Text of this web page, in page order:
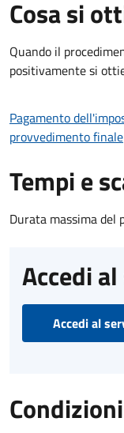
Cosa si
Quando il
positivamente si
Pagamento
provvedimento finale
Tempi e
Durata massima
Accedi
Accedi al